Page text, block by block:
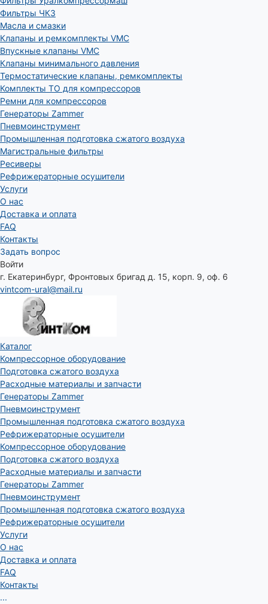
Фильтры ЧКЗ
Масла и смазки
Клапаны и ремкомплекты VMC
Впускные клапаны VMC
Клапаны минимального давления
Термостатические клапаны, ремкомплекты
Комплекты ТО для компрессоров
Ремни для компрессоров
Генераторы Zammer
Пневмоинструмент
Промышленная подготовка сжатого воздуха
Магистральные фильтры
Ресиверы
Рефрижераторные осушители
Услуги
О нас
Доставка и оплата
FAQ
Контакты
Задать вопрос
Войти
г. Екатеринбург, Фронтовых бригад д. 15, корп. 9, оф. 6
vintcom-ural@mail.ru
Каталог
Компрессорное оборудование
Подготовка сжатого воздуха
Расходные материалы и запчасти
Генераторы Zammer
Пневмоинструмент
Промышленная подготовка сжатого воздуха
Рефрижераторные осушители
Компрессорное оборудование
Подготовка сжатого воздуха
Расходные материалы и запчасти
Генераторы Zammer
Пневмоинструмент
Промышленная подготовка сжатого воздуха
Рефрижераторные осушители
Услуги
О нас
Доставка и оплата
FAQ
Контакты
...